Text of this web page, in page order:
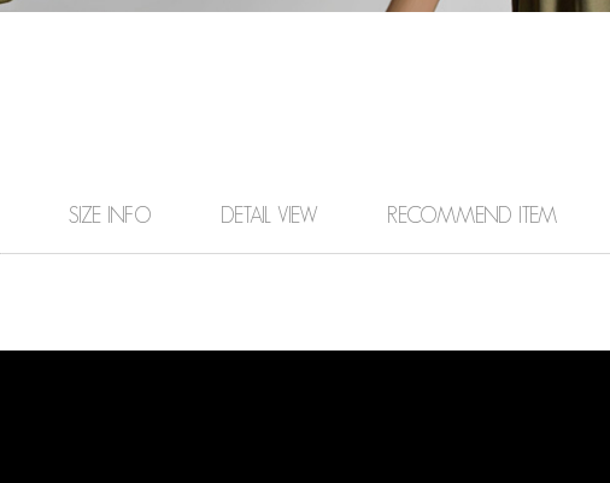
SIZE INFO DETAIL VIEW RECOMMEND ITEM